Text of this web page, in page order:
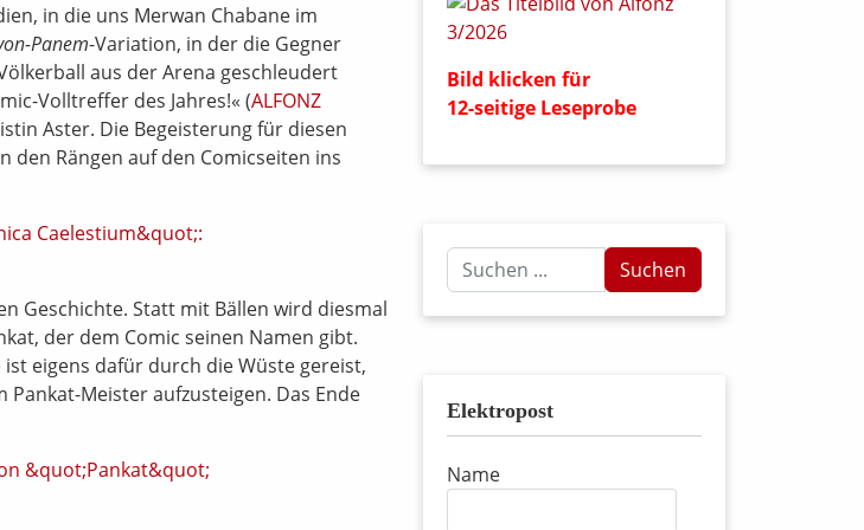
in die uns Merwan Chabane im
Panem-Variation, in der die Gegner
aus der Arena geschleudert
Volltreffer des Jahres!« (ALFONZ
Aster. Die Begeisterung für diesen
den Rängen auf den Comicseiten ins
Geschichte. Statt mit Bällen wird diesmal
der dem Comic seinen Namen gibt.
eigens dafür durch die Wüste gereist,
Meister aufzusteigen. Das Ende
Bild klicken für
12-seitige Leseprobe
Suchen
...
Suchen
Elektropost
Name